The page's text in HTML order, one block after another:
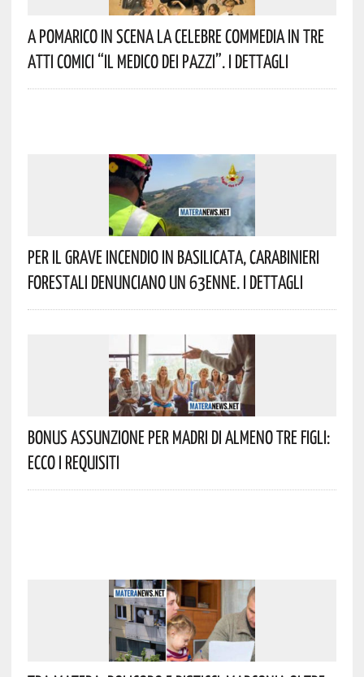
A Pomarico In Scena La Celebre Commedia In Tre
Atti Comici “Il Medico Dei Pazzi”. I Dettagli
Per Il Grave Incendio In Basilicata, Carabinieri
Forestali Denunciano Un 63enne. I Dettagli
Bonus Assunzione Per Madri Di Almeno Tre Figli:
Ecco I Requisiti